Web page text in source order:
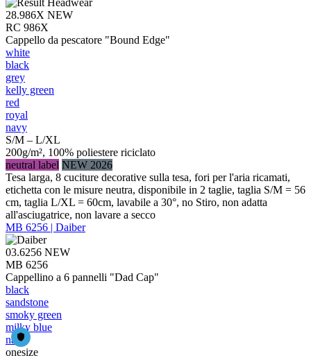
28.986X NEW
RC 986X
Cappello da pescatore "Bound Edge"
white
black
grey
kelly green
red
royal
navy
S/M – L/XL
200g/m², 100% poliestere riciclato
neutral label NEW 2026
Tesa larga, 8 cuciture decorative sulla tesa, fori per l'aria ricamati,
etichetta con le misure neutra, disponibile in 2 taglie, taglia S/M = 56
cm, taglia L/XL = 60cm, lavabile a 30°, no Stiro, non adatta
all'asciugatrice, non lavare a secco
MB 6256 | Daiber
03.6256 NEW
MB 6256
Cappellino a 6 pannelli "Dad Cap"
black
sandstone
smoky green
milky blue
navy
onesize